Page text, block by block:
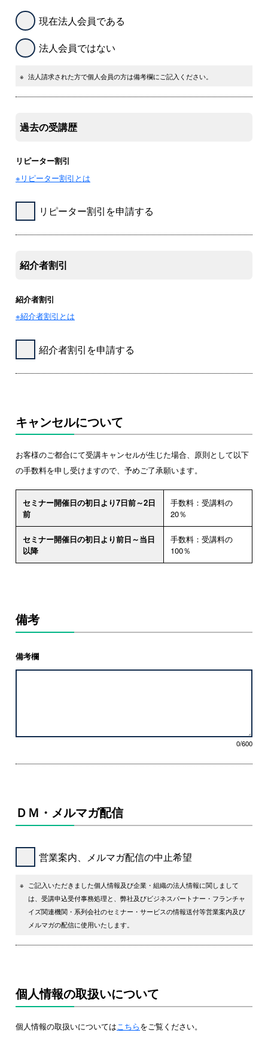
現在法人会員である
法人会員ではない
※ 法人請求された方で個人会員の方は備考欄にご記入ください。
過去の受講歴
リピーター割引
※リピーター割引とは
リピーター割引を申請する
紹介者割引
紹介者割引
※紹介者割引とは
紹介者割引を申請する
キャンセルについて
お客様のご都合にて受講キャンセルが生じた場合、原則として以下
の手数料を申し受けますので、予めご了承願います。
セミナー開催日の初日より7日前～2日
前
手数料：受講料の
20％
セミナー開催日の初日より前日～当日
以降
手数料：受講料の
100％
備考
備考欄
0/600
ＤＭ・メルマガ配信
営業案内、メルマガ配信の中止希望
※ ご記入いただきました個人情報及び企業・組織の法人情報に関しまして
は、受講申込受付事務処理と、弊社及びビジネスパートナー・フランチャ
イズ関連機関・系列会社のセミナー・サービスの情報送付等営業案内及び
メルマガの配信に使用いたします。
個人情報の取扱いについて
個人情報の取扱いについてはこちらをご覧ください。